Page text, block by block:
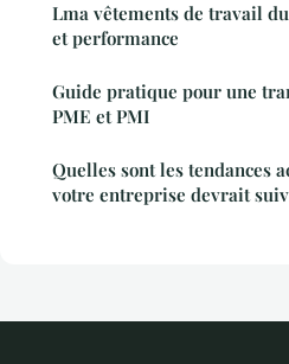
Lma vêtements de travail
et performance
Guide pratique pour une
PME et PMI
Quelles sont les tendances
votre entreprise devrait